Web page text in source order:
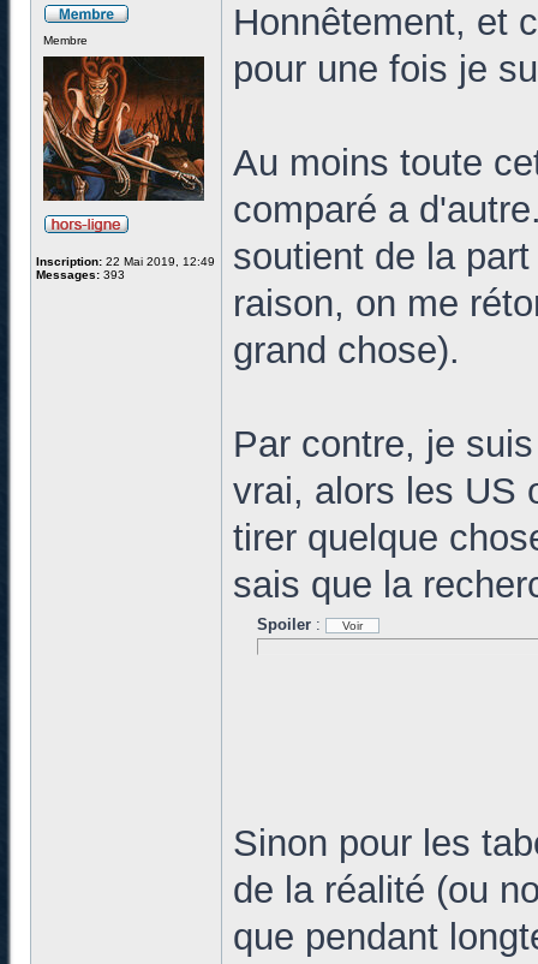
Membre
Inscription: 22 Mai 2019, 12:49
Messages: 393
Honnêtement, et
pour une fois je
Au moins toute
comparé a
soutient de la
raison, on me
grand chose).
Par contre, je
vrai, alors les US
tirer quelque
sais que la
Spoiler :
Sinon pour les
de la réalité (ou
que pendant